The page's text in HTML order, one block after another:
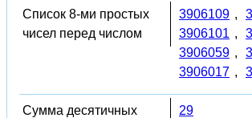
Список 8-ми простых
чисел перед числом
3906109 ,
3906101 ,
3906059 ,
3906017 ,
Сумма десятичных
29